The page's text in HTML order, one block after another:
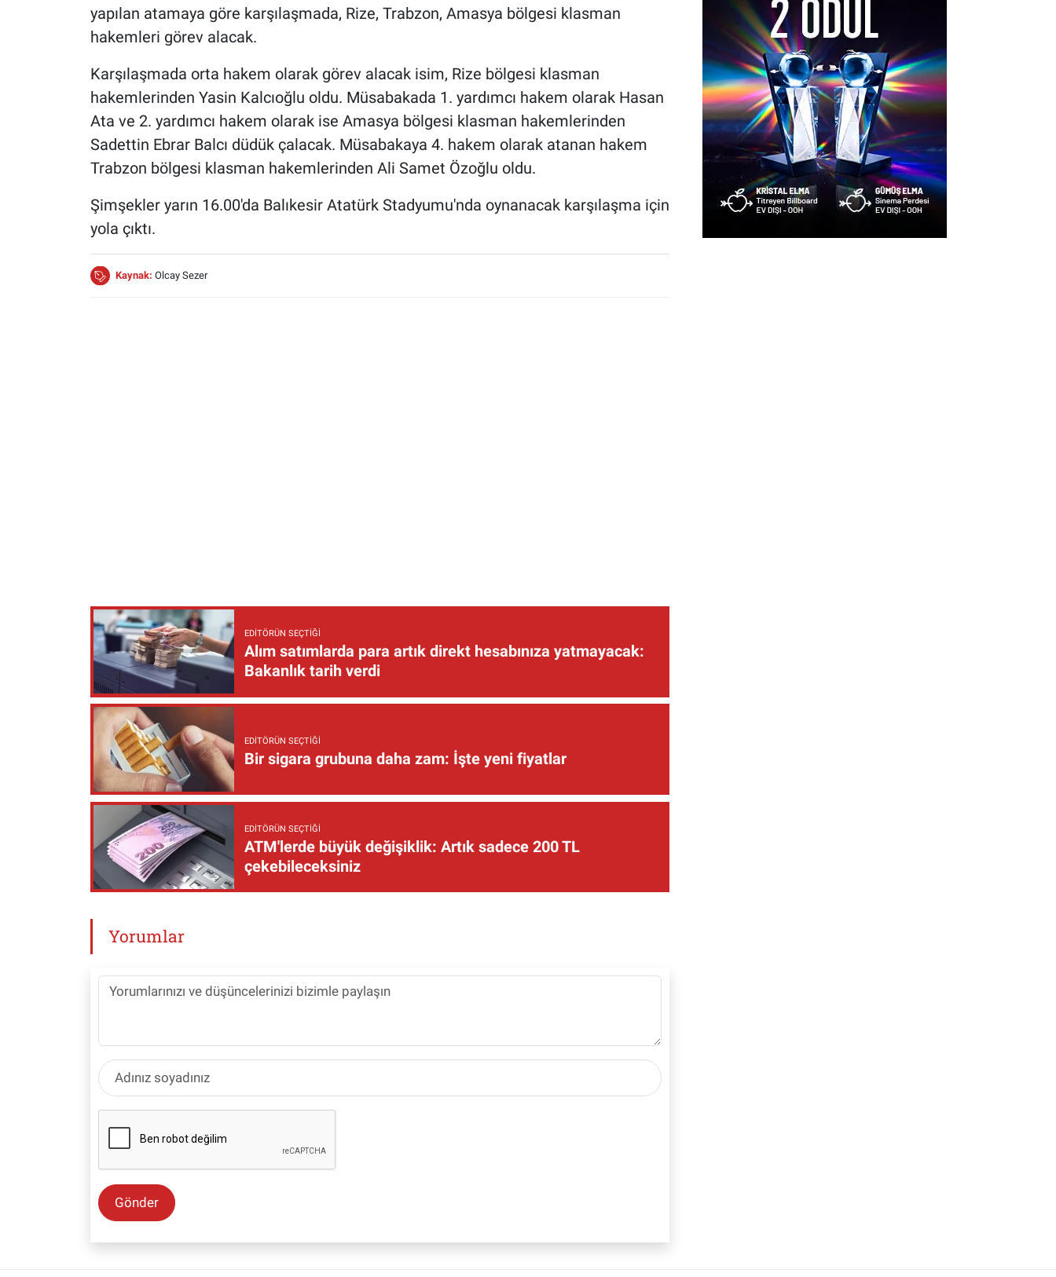
yapılan atamaya göre karşılaşmada, Rize, Trabzon, Amasya bölgesi klasman
hakemleri görev alacak.
Karşılaşmada orta hakem olarak görev alacak isim, Rize bölgesi klasman
hakemlerinden Yasin Kalcıoğlu oldu. Müsabakada 1. yardımcı hakem olarak Hasan
Ata ve 2. yardımcı hakem olarak ise Amasya bölgesi klasman hakemlerinden
Sadettin Ebrar Balcı düdük çalacak. Müsabakaya 4. hakem olarak atanan hakem
Trabzon bölgesi klasman hakemlerinden Ali Samet Özoğlu oldu.
Şimşekler yarın 16.00'da Balıkesir Atatürk Stadyumu'nda oynanacak karşılaşma için
yola çıktı.
Kaynak: Olcay Sezer
EDITÖRÜN SEÇTIĞI
Alım satımlarda para artık direkt hesabınıza yatmayacak:
Bakanlık tarih verdi
EDITÖRÜN SEÇTIĞI
Bir sigara grubuna daha zam: İşte yeni fiyatlar
EDITÖRÜN SEÇTIĞI
ATM'lerde büyük değişiklik: Artık sadece 200 TL
çekebileceksiniz
Yorumlar
Gönder